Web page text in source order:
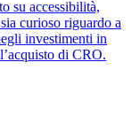
su accessibilità,
curioso riguardo a
investimenti in
di CRO.